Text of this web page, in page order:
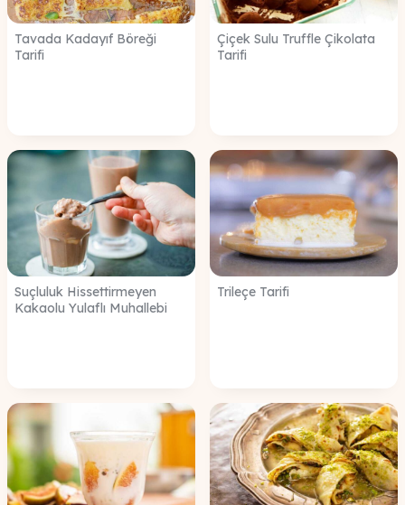
Tavada Kadayıf Böreği
Tarifi
Çiçek Sulu Truffle Çikolata
Tarifi
Suçluluk Hissettirmeyen
Kakaolu Yulaflı Muhallebi
Trileçe Tarifi